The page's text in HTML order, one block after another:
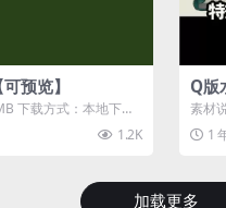
预览】
下载方式：本地下载
1.2K
Q版
素材
背景
1
加载更多